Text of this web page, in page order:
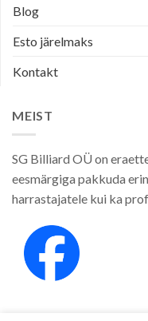
Blog
Esto järelmaks
Kontakt
MEIST
SG Billiard OÜ on
eesmärgiga pakkuda
harrastajatele kui ka